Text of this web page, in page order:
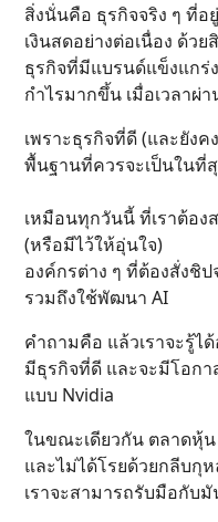
สิ่งนั่นคือ ธุรกิจจริง ๆ ที่
เงินสดอย่างต่อเนื่อง ด้ว
ธุรกิจที่มีแบรนด์แข็งแกร่
กำไรมากขึ้น เมื่อเวลาผ่า
เพราะธุรกิจที่ดี (และยัง
พื้นฐานที่ควรจะเป็นในที่
เหมือนทุกวันนี้ ที่เราต้อง
(หรือมีไว้ให้อุ่นใจ)
องค์กรต่าง ๆ ที่ต้องสั่งชิป
รวมถึงใช้พัฒนา AI
คำถามคือ แล้วเราจะรู้ไ
มีธุรกิจที่ดี และจะมีโอก
แบบ Nvidia
ในขณะเดียวกัน ตลาดหุ้
และไม่ได้โรยด้วยกลีบกุ
เราจะสามารถรับมือกับมั